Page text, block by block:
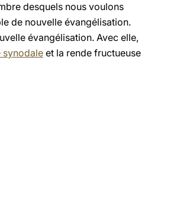
desquels nous voulons
de nouvelle évangélisation.
évangélisation. Avec elle,
synodale et la rende fructueuse